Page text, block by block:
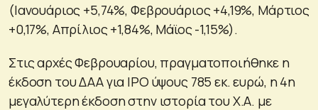
(Ιανουάριος +5,74%, Φεβρουάριος +4,19%, Μάρτιος
+0,17%, Απρίλιος +1,84%, Μάϊος -1,15%).
Στις αρχές Φεβρουαρίου, πραγματοποιήθηκε η
έκδοση του ΔΑΑ για IPO ύψους 785 εκ. ευρώ, η 4η
μεγαλύτερη έκδοση στην ιστορία του Χ.Α. με